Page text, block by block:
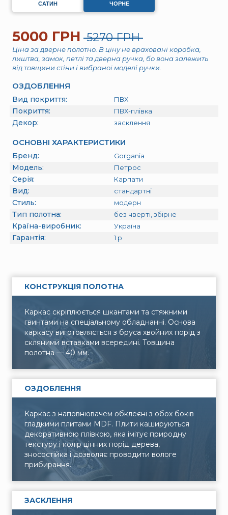
САТИН ЧОРНЕ
5000 ГРН 5270 ГРН
Ціна за дверне полотно. В ціну не враховані коробка,
лиштва, замок, петлі та дверна ручка, бо вона залежить
від товщини стіни і вибраної моделі ручки.
ОЗДОБЛЕННЯ
Вид покриття: ПВХ
Покриття: ПВХ-плівка
Декор: засклення
ОСНОВНІ ХАРАКТЕРИСТИКИ
Бренд: Gorgania
Модель: Петрос
Серія: Карпати
Вид: стандартні
Стиль: модерн
Тип полотна: без чверті, збірне
Країна-виробник: Україна
Гарантія: 1 р
КОНСТРУКЦІЯ ПОЛОТНА
Каркас скріплюється шкантами та стяжними
гвинтами на спеціальному обладнанні. Основа
каркасу виготовляється з бруса хвойних порід з
скляними вставками всередині. Товщина
полотна — 40 мм.
ОЗДОБЛЕННЯ
Каркас з наповнювачем обклеєні з обох боків
гладкими плитами MDF. Плити кашируються
декоративною плівкою, яка імітує природну
текстуру і колір цінних порід дерева,
зносостійка і дозволяє проводити вологе
прибирання.
ЗАСКЛЕННЯ